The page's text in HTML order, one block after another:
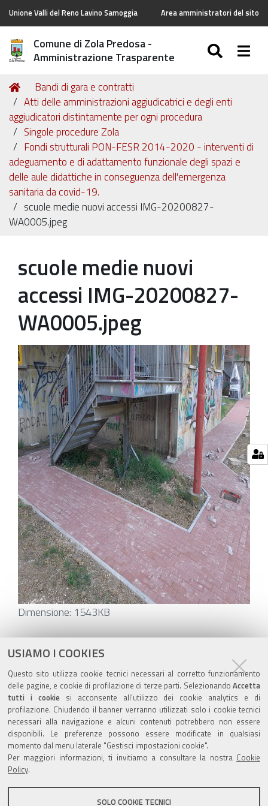
USIAMO I COOKIES
Questo sito utilizza cookie tecnici necessari al corretto funzionamento
delle pagine, e cookie di profilazione di terze parti. Selezionando Accetta
tutti i cookiesi acconsente all’utilizzo dei cookie analytics e di
profilazione. Chiudendo il banner verranno utilizzati solo i cookie tecnici
necessari alla navigazione e alcuni contenuti potrebbero non essere
disponibili. Le preferenze possono essere modificate in qualsiasi
momento dal menu laterale "Gestisci impostazioni cookie".
Per maggiori informazioni, ti invitiamo a consultare la nostra Cookie
Policy.
SOLO COOKIE TECNICI
Unione Valli del Reno Lavino Samoggia Area amministratori del sito
Comune di Zola Predosa -
Amministrazione Trasparente
Tu
sei
qui:
Home
Bandi di gara e contratti
Atti delle amministrazioni aggiudicatrici e degli enti
aggiudicatori distintamente per ogni procedura
Singole procedure Zola
Fondi strutturali PON-FESR 2014-2020 - interventi di
adeguamento e di adattamento funzionale degli spazi e
delle aule didattiche in conseguenza dell'emergenza
sanitaria da covid-19.
scuole medie nuovi accessi IMG-20200827-
WA0005.jpeg
scuole medie nuovi
accessi IMG-20200827-
WA0005.jpeg
Clicca
l'immagine
alle
dimensioni
originali…
Dimensione: 1543KB
Azioni
sul
documento
ultima modifica 12/03/2021
Valuta questo sito